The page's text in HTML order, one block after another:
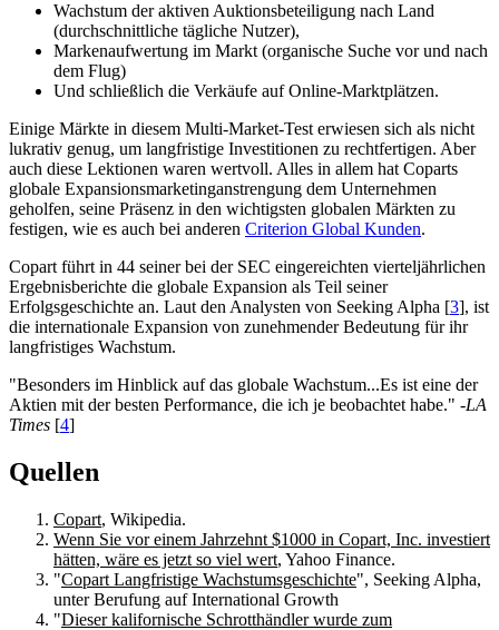
Wachstum der aktiven Auktionsbeteiligung nach Land
(durchschnittliche tägliche Nutzer),
Markenaufwertung im Markt (organische Suche vor und nach
dem Flug)
Und schließlich die Verkäufe auf Online-Marktplätzen.
Einige Märkte in diesem Multi-Market-Test erwiesen sich als nicht
lukrativ genug, um langfristige Investitionen zu rechtfertigen. Aber
auch diese Lektionen waren wertvoll. Alles in allem hat Coparts
globale Expansionsmarketinganstrengung dem Unternehmen
geholfen, seine Präsenz in den wichtigsten globalen Märkten zu
festigen, wie es auch bei anderen Criterion Global Kunden.
Copart führt in 44 seiner bei der SEC eingereichten vierteljährlichen
Ergebnisberichte die globale Expansion als Teil seiner
Erfolgsgeschichte an. Laut den Analysten von Seeking Alpha [3], ist
die internationale Expansion von zunehmender Bedeutung für ihr
langfristiges Wachstum.
"Besonders im Hinblick auf das globale Wachstum...Es ist eine der
Aktien mit der besten Performance, die ich je beobachtet habe." -LA
Times [4]
Quellen
Copart, Wikipedia.
Wenn Sie vor einem Jahrzehnt $1000 in Copart, Inc. investiert
hätten, wäre es jetzt so viel wert, Yahoo Finance.
"Copart Langfristige Wachstumsgeschichte", Seeking Alpha,
unter Berufung auf International Growth
"Dieser kalifornische Schrotthändler wurde zum